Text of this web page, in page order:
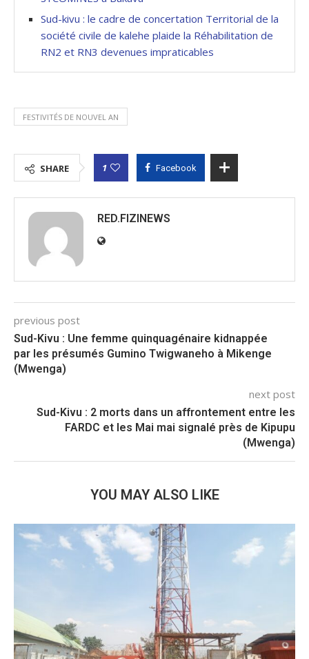
Sud-kivu : le cadre de concertation Territorial de la
société civile de kalehe plaide la Réhabilitation de
RN2 et RN3 devenues impraticables
FESTIVITÉS DE NOUVEL AN
SHARE 1 Facebook
RED.FIZINEWS
previous post
Sud-Kivu : Une femme quinquagénaire kidnappée
par les présumés Gumino Twigwaneho à Mikenge
(Mwenga)
next post
Sud-Kivu : 2 morts dans un affrontement entre les
FARDC et les Mai mai signalé près de Kipupu
(Mwenga)
YOU MAY ALSO LIKE